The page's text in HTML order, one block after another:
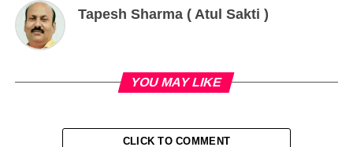
Tapesh Sharma ( Atul Sakti )
YOU MAY LIKE
CLICK TO COMMENT